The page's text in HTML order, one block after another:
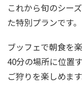
これから旬のシー
た特別プランです。
ブッフェで朝食を
40分の場所に位置
ご狩りを楽しめます